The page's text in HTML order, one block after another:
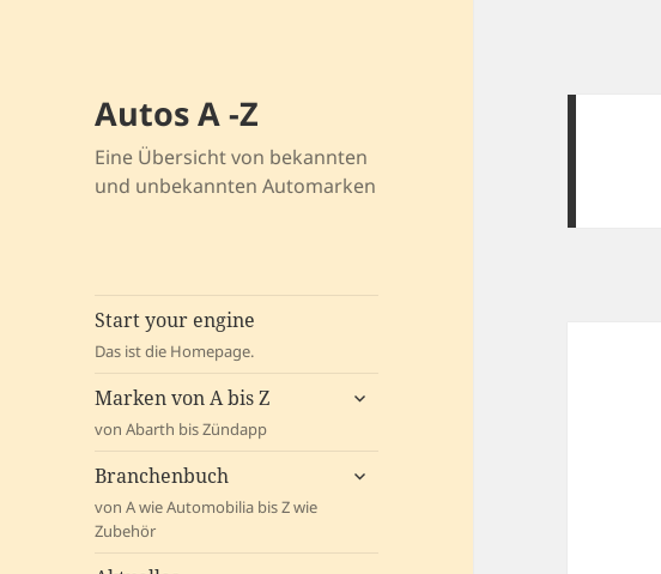
Autos A -Z
Eine Übersicht von bekannten
und unbekannten Automarken
Start your engine
Das ist die Homepage.
Marken von A bis Z
von Abarth bis Zündapp
untermenü
Branchenbuch
von A wie Automobilia bis Z wie
Zubehör
untermenü